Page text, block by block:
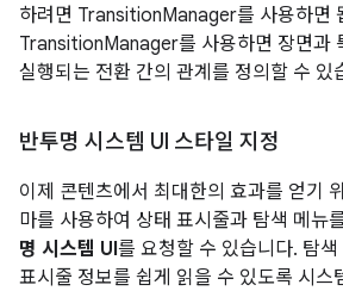
하려면 TransitionManager를 사용하면
TransitionManager를 사용하면 장면과
실행되는 전환 간의 관계를 정의할 수 있
반투명 시스템 UI 스타일 지정
이제 콘텐츠에서 최대한의 효과를 얻기
마를 사용하여 상태 표시줄과 탐색 메뉴
명 시스템 UI를 요청할 수 있습니다. 탐
표시줄 정보를 쉽게 읽을 수 있도록 시스